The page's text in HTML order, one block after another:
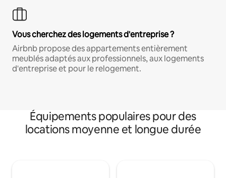
Vous cherchez des logements d'entreprise ?
Airbnb propose des appartements entièrement
meublés adaptés aux professionnels, aux logements
d'entreprise et pour le relogement.
Équipements populaires pour des
locations moyenne et longue durée